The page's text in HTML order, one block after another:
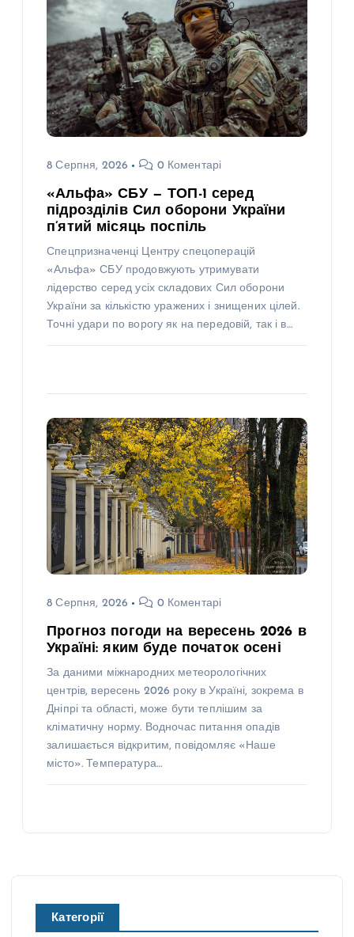
8 Серпня, 2026 0 Коментарі
«Альфа» СБУ — ТОП-1 серед
підрозділів Сил оборони України
п’ятий місяць поспіль
Спецпризначенці Центру спецоперацій
«Альфа» СБУ продовжують утримувати
лідерство серед усіх складових Сил оборони
України за кількістю уражених і знищених цілей.
Точні удари по ворогу як на передовій, так і в…
8 Серпня, 2026 0 Коментарі
Прогноз погоди на вересень 2026 в
Україні: яким буде початок осені
За даними міжнародних метеорологічних
центрів, вересень 2026 року в Україні, зокрема в
Дніпрі та області, може бути теплішим за
кліматичну норму. Водночас питання опадів
залишається відкритим, повідомляє «Наше
місто». Температура…
Категорії